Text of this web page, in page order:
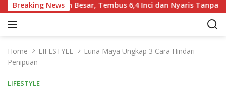
Breaking News
Layar Lebih Besar, Tembus 6,4 Inci dan Nyaris Tanpa Bezel
Home LIFESTYLE
Luna Maya Ungkap 3 Cara Hindari
Penipuan
LIFESTYLE